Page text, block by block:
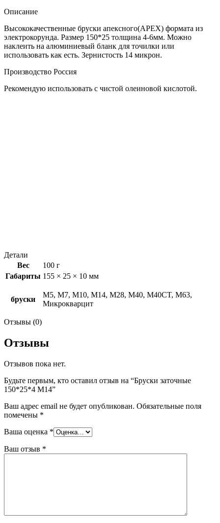
Описание
Высококачественные бруски апексного(APEX) формата из
электрокорунда. Размер 150*25 толщина 4-6мм. Можно
наклеить на алюминиевый бланк для точилки или
использовать как есть. Зернистость 14 микрон.
Производство Россия
Рекомендую использовать с чистой олеиновой кислотой.
Детали
Вес
100 г
Габариты 155 × 25 × 10 мм
бруски
M5, M7, M10, M14, M28, M40, M40CT, M63,
Микрокварцит
Отзывы (0)
Отзывы
Отзывов пока нет.
Будьте первым, кто оставил отзыв на “Бруски заточные
150*25*4 М14”
Ваш адрес email не будет опубликован. Обязательные поля
помечены *
Ваша оценка *
Ваш отзыв *